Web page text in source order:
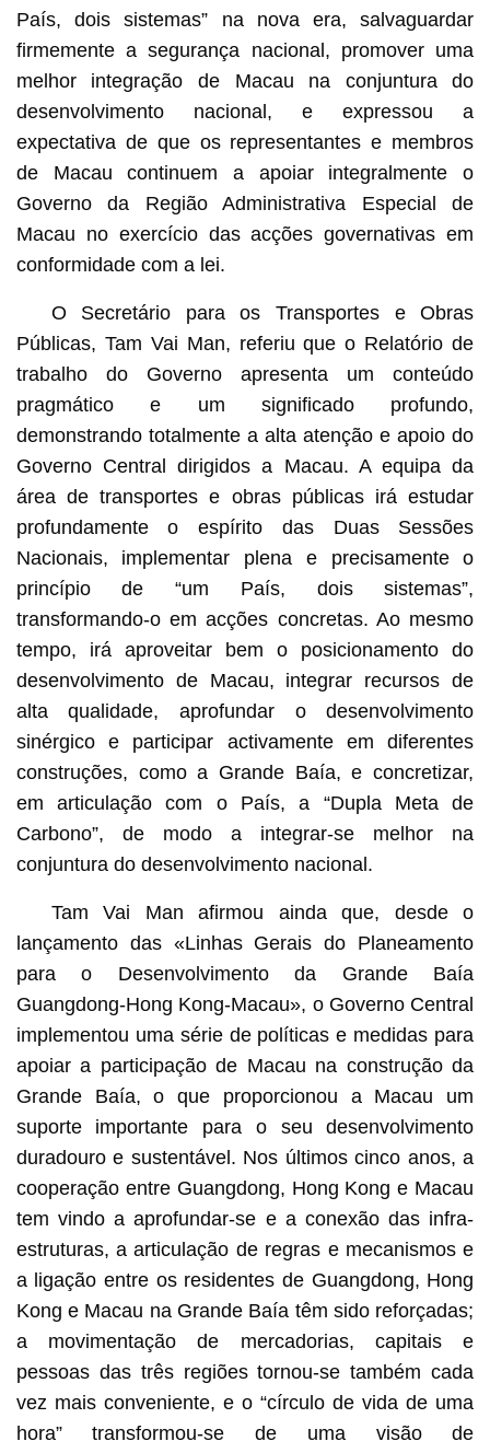
País, dois sistemas” na nova era, salvaguardar
firmemente a segurança nacional, promover uma
melhor integração de Macau na conjuntura do
desenvolvimento nacional, e expressou a
expectativa de que os representantes e membros
de Macau continuem a apoiar integralmente o
Governo da Região Administrativa Especial de
Macau no exercício das acções governativas em
conformidade com a lei.
O Secretário para os Transportes e Obras
Públicas, Tam Vai Man, referiu que o Relatório de
trabalho do Governo apresenta um conteúdo
pragmático e um significado profundo,
demonstrando totalmente a alta atenção e apoio do
Governo Central dirigidos a Macau. A equipa da
área de transportes e obras públicas irá estudar
profundamente o espírito das Duas Sessões
Nacionais, implementar plena e precisamente o
princípio de “um País, dois sistemas”,
transformando-o em acções concretas. Ao mesmo
tempo, irá aproveitar bem o posicionamento do
desenvolvimento de Macau, integrar recursos de
alta qualidade, aprofundar o desenvolvimento
sinérgico e participar activamente em diferentes
construções, como a Grande Baía, e concretizar,
em articulação com o País, a “Dupla Meta de
Carbono”, de modo a integrar-se melhor na
conjuntura do desenvolvimento nacional.
Tam Vai Man afirmou ainda que, desde o
lançamento das «Linhas Gerais do Planeamento
para o Desenvolvimento da Grande Baía
Guangdong-Hong Kong-Macau», o Governo Central
implementou uma série de políticas e medidas para
apoiar a participação de Macau na construção da
Grande Baía, o que proporcionou a Macau um
suporte importante para o seu desenvolvimento
duradouro e sustentável. Nos últimos cinco anos, a
cooperação entre Guangdong, Hong Kong e Macau
tem vindo a aprofundar-se e a conexão das infra-
estruturas, a articulação de regras e mecanismos e
a ligação entre os residentes de Guangdong, Hong
Kong e Macau na Grande Baía têm sido reforçadas;
a movimentação de mercadorias, capitais e
pessoas das três regiões tornou-se também cada
vez mais conveniente, e o “círculo de vida de uma
hora” transformou-se de uma visão de